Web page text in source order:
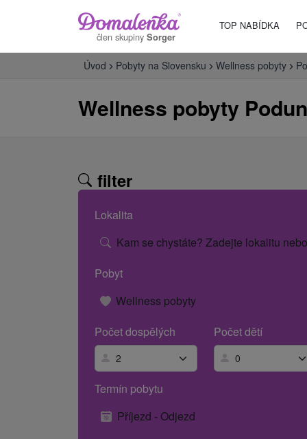
člen skupiny Sorger
TOP NABÍDKA
Úvod Pobyty na Slovensku Wellness pobyty
Wellness pobyty
filter
Lokalita
Kam se chystáte? Zadejte lokalitu nebo
Pobyt
Wellness pobyty
Počet dospělých
Počet dětí
Termín pobytu
Příjezd - Odjezd